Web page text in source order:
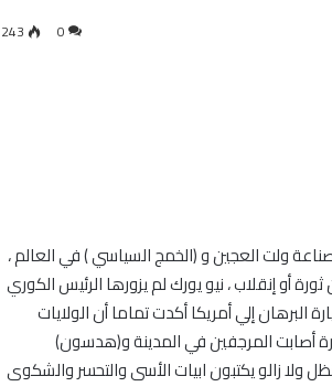
0
243
ولت العجين و (الخمج السياسي ) في العالم ،
أو إنقلاب ، نيو يورك لم يزورها الرئيس الكوري
إلي أمريكا أكدت تماما أن الولايات
أصابت المرجفين في المدينة و(هدسون)
زالو يكتبون ابيات الأسى والتحسر والشكوى